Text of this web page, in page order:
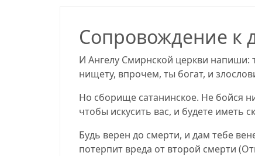
Сопровождение к
И Ангелу Смирнской церкви напиши:
нищету, впрочем, ты богат, и
Но сборище сатанинское. Не бойся
чтобы искусить вас, и будете иметь
Будь верен до смерти, и дам тебе
потерпит вреда от второй смерти (